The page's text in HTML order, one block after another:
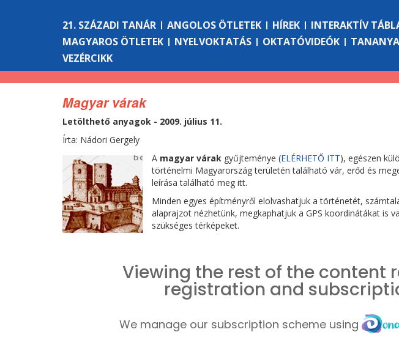
21. SZÁZADI TANÁR ANGOLOS ÖTLETEK HÍREK INTERAKTÍV
MAGYAROS ÖTLETEK
NYELVOKTATÁS OKTATÓVIDEÓK
VEZÉRCIKK
Magyar várak
Letölthető anyagok - 2009. július 11.
Írta: Nádori Gergely
A magyar várak gyűjteménye (ELÉRHETŐ ITT), egészen
történelmi Magyarország területén található vár, erőd és
leírása található meg itt.
Minden egyes építményről elolvashatjuk a történetét,
alaprajzot nézhetünk, megkaphatjuk a GPS koordinátákat is
szükséges térképeket.